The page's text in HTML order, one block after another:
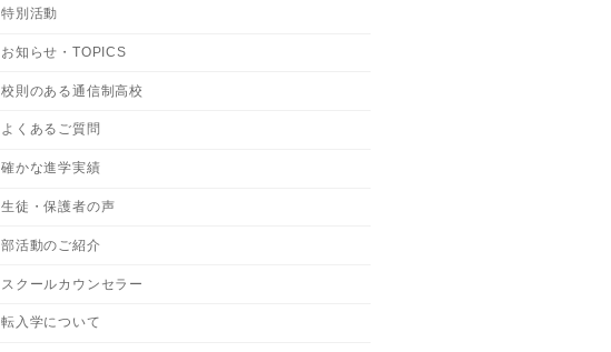
特別活動
お知らせ・TOPICS
校則のある通信制高校
よくあるご質問
確かな進学実績
生徒・保護者の声
部活動のご紹介
スクールカウンセラー
転入学について